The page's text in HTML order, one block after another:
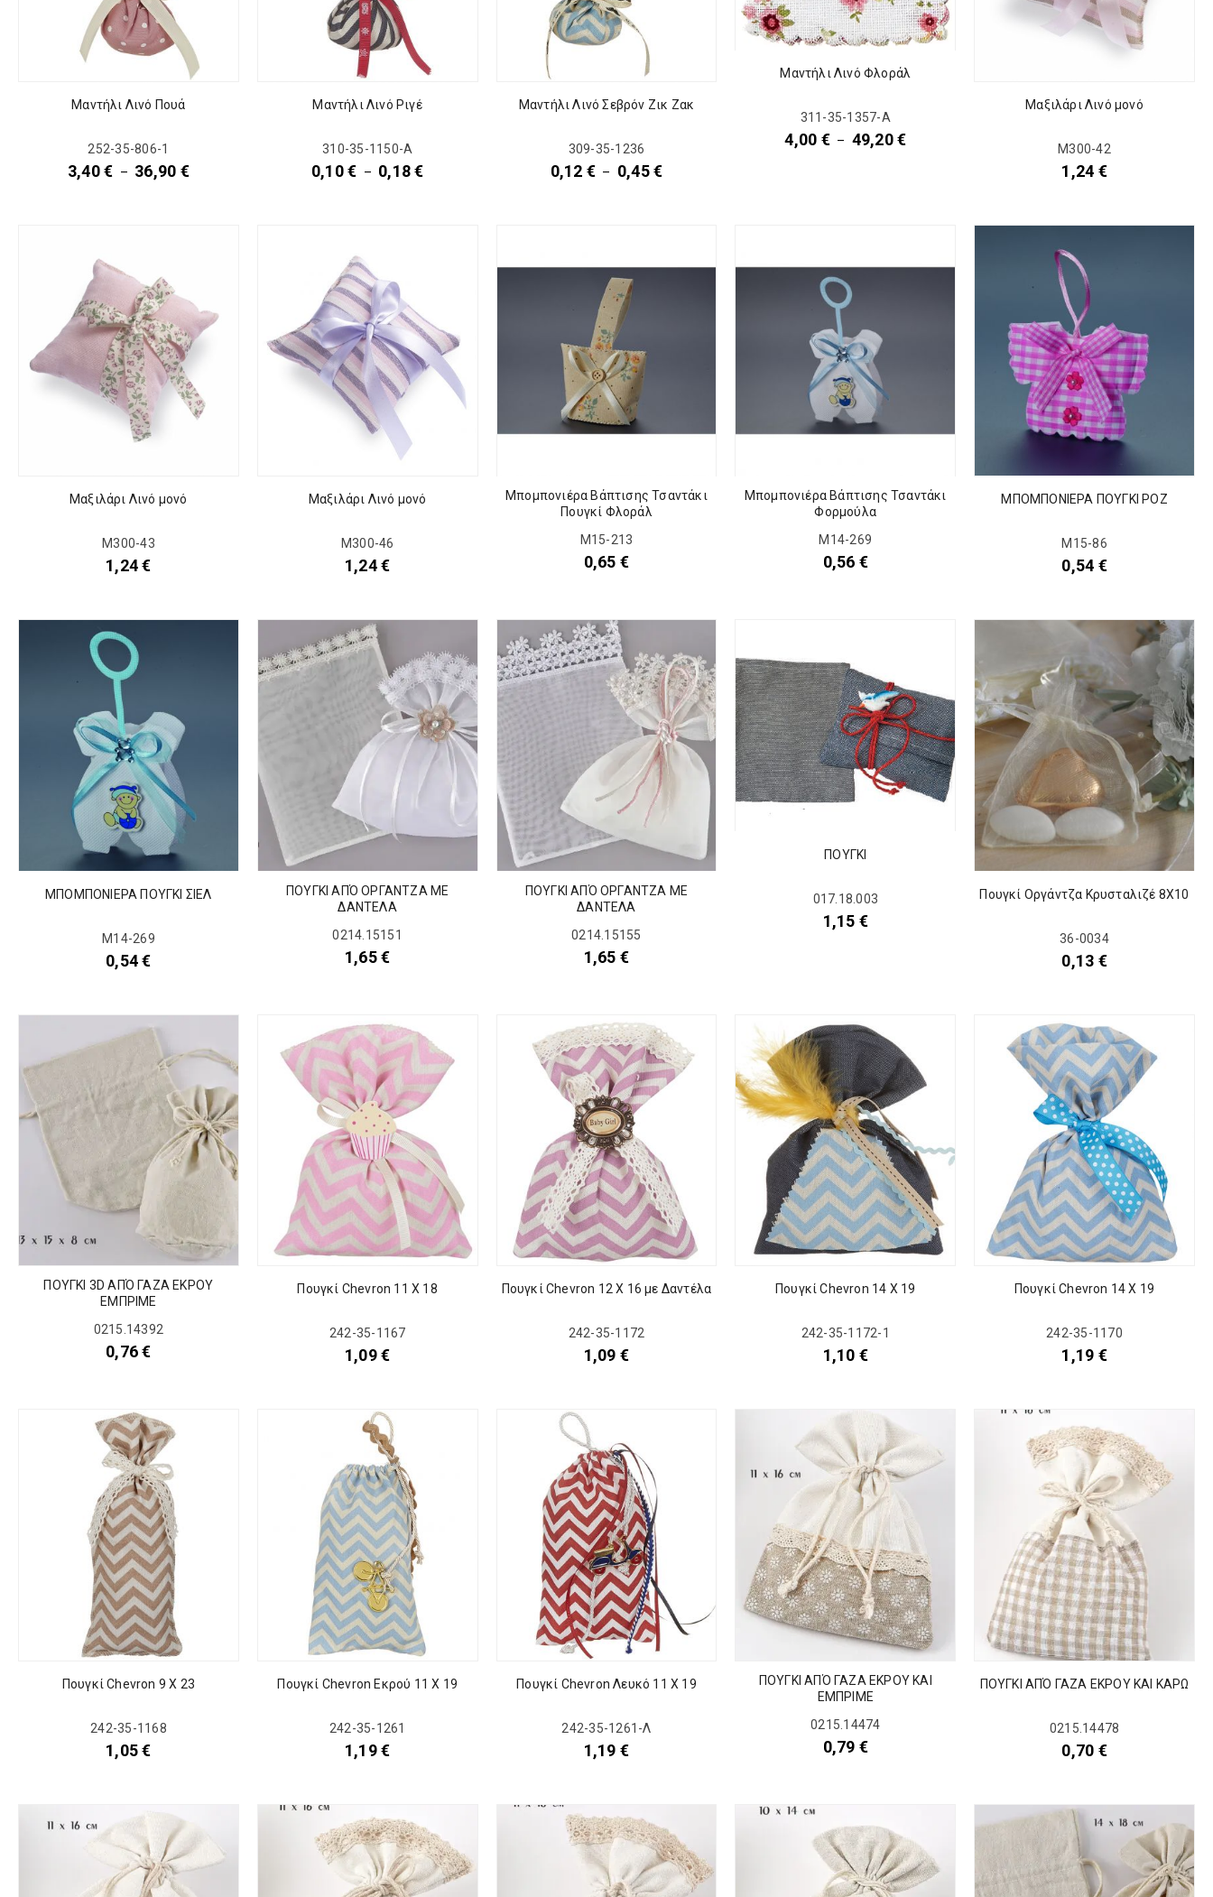
Μαντήλι Λινό Πουά
252-35-806-1
3,40€ – 36,90 €
Μαντήλι Λινό Ριγέ
310-35-1150-Α
0,10€ – 0,18€
Μαντήλι Λινό Σεβρόν Ζικ Ζακ
309-35-1236
0,12 € – 0,45€
Μαντήλι Λινό Φλοράλ
311-35-1357-Α
4,00 € – 49,20€
Μαξιλάρι Λινό μονό
Μ300-42
1,24 €
Μαξιλάρι Λινό μονό
Μ300-43
1,24€
Μαξιλάρι Λινό μονό
Μ300-46
1,24€
Μπομπονιέρα Βάπτισης Τσαντάκι
Πουγκί Φλοράλ
M15-213
0,65 €
Μπομπονιέρα Βάπτισης Τσαντάκι
Φορμούλα
M14-269
0,56 €
ΜΠΟΜΠΟΝΙΕΡΑ ΠΟΥΓΚΙ ΡΟΖ
Μ15-86
0,54 €
ΜΠΟΜΠΟΝΙΕΡΑ ΠΟΥΓΚΙ ΣΙΕΛ
Μ14-269
0,54€
ΠΟΥΓΚI ΑΠΌ ΟΡΓΑΝΤΖΑ ΜΕ
ΔΑΝΤΕΛΑ
0214.15151
1,65€
ΠΟΥΓΚI ΑΠΌ ΟΡΓΑΝΤΖΑ ΜΕ
ΔΑΝΤΕΛΑ
0214.15155
1,65 €
ΠΟΥΓΚΙ
017.18.003
1,15 €
Πουγκί Οργάντζα Κρυσταλιζέ 8Χ10
36-0034
0,13 €
ΠΟΥΓΚΙ 3D ΑΠΌ ΓΑΖΑ ΕΚΡΟΥ
ΕΜΠΡΙΜΕ
0215.14392
0,76€
Πουγκί Chevron 11 Χ 18
242-35-1167
1,09€
Πουγκί Chevron 12 Χ 16 με Δαντέλα
242-35-1172
1,09 €
Πουγκί Chevron 14 Χ 19
242-35-1172-1
1,10 €
Πουγκί Chevron 14 Χ 19
242-35-1170
1,19 €
Πουγκί Chevron 9 Χ 23
242-35-1168
1,05€
Πουγκί Chevron Εκρού 11 Χ 19
242-35-1261
1,19€
Πουγκί Chevron Λευκό 11 Χ 19
242-35-1261-Λ
1,19 €
ΠΟΥΓΚΙ ΑΠΌ ΓΑΖΑ ΕΚΡΟΥ ΚΑΙ
ΕΜΠΡΙΜΕ
0215.14474
0,79 €
ΠΟΥΓΚΙ ΑΠΌ ΓΑΖΑ ΕΚΡΟΥ ΚΑΙ ΚΑΡΩ
0215.14478
0,70 €